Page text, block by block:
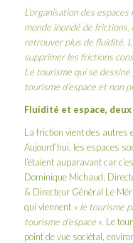
L’organisation des
monde inondé de frictions,
retrouver plus de fluidité.
supprimer les frictions
Le tourisme qui se
tourisme d’espace et non
Fluidité et espace,
La friction vient des autres
Aujourd’hui, les espaces
l’étaient auparavant car
Dominique Michaud,
& Directeur Général Le
qui viennent« le tourisme
tourisme d’espace». Le
point de vue sociétal,